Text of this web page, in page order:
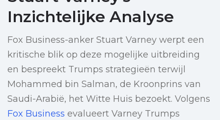
Inzichtelijke Analyse
Fox Business-anker Stuart Varney werpt een
kritische blik op deze mogelijke uitbreiding
en bespreekt Trumps strategieën terwijl
Mohammed bin Salman, de Kroonprins van
Saudi-Arabië, het Witte Huis bezoekt. Volgens
Fox Business evalueert Varney Trumps